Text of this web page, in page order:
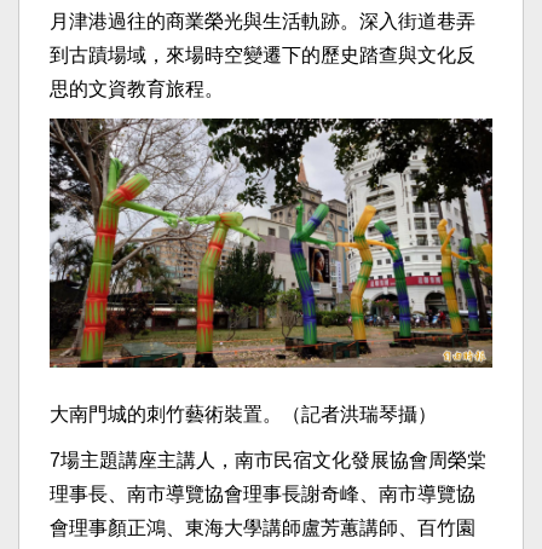
月津港過往的商業榮光與生活軌跡。深入街道巷弄
到古蹟場域，來場時空變遷下的歷史踏查與文化反
思的文資教育旅程。
大南門城的刺竹藝術裝置。（記者洪瑞琴攝）
7場主題講座主講人，南市民宿文化發展協會周榮棠
理事長、南市導覽協會理事長謝奇峰、南市導覽協
會理事顏正鴻、東海大學講師盧芳蕙講師、百竹園